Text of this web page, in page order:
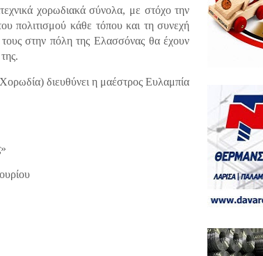
χορωδιακά σύνολα, με στόχο την
πολιτισμού κάθε τόπου και τη συνεχή
στην πόλη της Ελασσόνας θα έχουν
διευθύνει η μαέστρος Ευλαμπία